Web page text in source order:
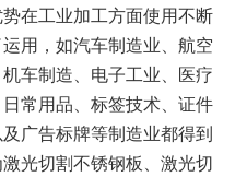
在工业加工方面使用不断
用，如汽车制造业、航空
车制造、电子工业、医疗
常用品、标签技术、证件
广告标牌等制造业都得到
光切割不锈钢板、激光切